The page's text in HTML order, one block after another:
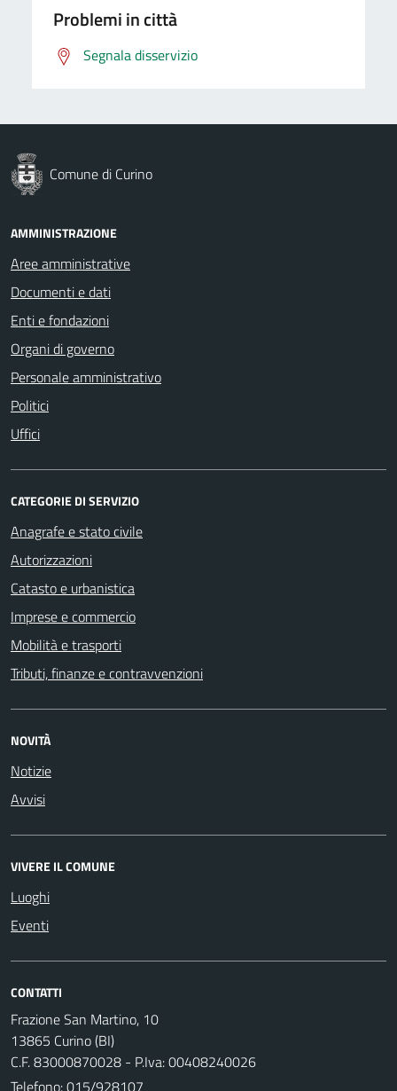
Problemi in città
Segnala disservizio
Comune di Curino
AMMINISTRAZIONE
Aree amministrative
Documenti e dati
Enti e fondazioni
Organi di governo
Personale amministrativo
Politici
Uffici
CATEGORIE DI SERVIZIO
Anagrafe e stato civile
Autorizzazioni
Catasto e urbanistica
Imprese e commercio
Mobilità e trasporti
Tributi, finanze e contravvenzioni
NOVITÀ
Notizie
Avvisi
VIVERE IL COMUNE
Luoghi
Eventi
CONTATTI
Frazione San Martino, 10
13865 Curino (BI)
C.F. 83000870028 - P.Iva: 00408240026
Telefono:015/928107